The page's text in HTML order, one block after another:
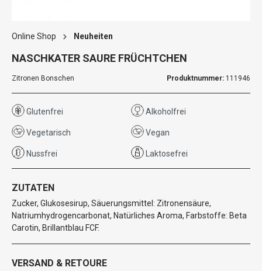
Online Shop Neuheiten
NASCHKATER SAURE FRÜCHTCHEN
Zitronen Bonschen Produktnummer: 111946
Glutenfrei Alkoholfrei
Vegetarisch Vegan
Nussfrei Laktosefrei
ZUTATEN
Zucker, Glukosesirup, Säuerungsmittel: Zitronensäure,
Natriumhydrogencarbonat, Natürliches Aroma, Farbstoffe: Beta
Carotin, Brillantblau FCF.
VERSAND & RETOURE